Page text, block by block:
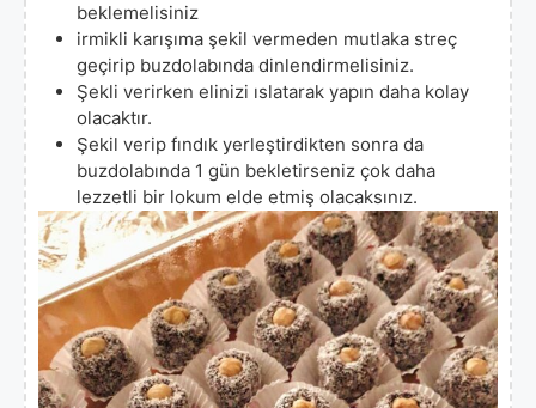
beklemelisiniz
irmikli karışıma şekil vermeden mutlaka streç
geçirip buzdolabında dinlendirmelisiniz.
Şekli verirken elinizi ıslatarak yapın daha kolay
olacaktır.
Şekil verip fındık yerleştirdikten sonra da
buzdolabında 1 gün bekletirseniz çok daha
lezzetli bir lokum elde etmiş olacaksınız.